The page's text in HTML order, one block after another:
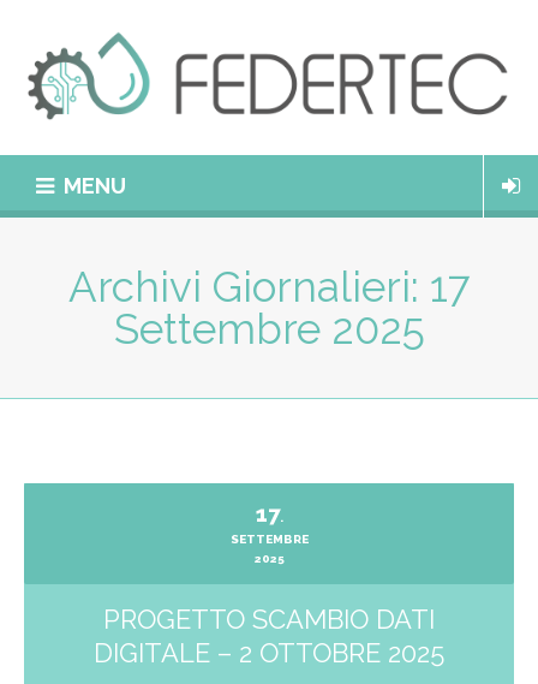
MENU
Archivi Giornalieri: 17
Settembre 2025
17.
SETTEMBRE
2025
PROGETTO SCAMBIO DATI
DIGITALE – 2 OTTOBRE 2025